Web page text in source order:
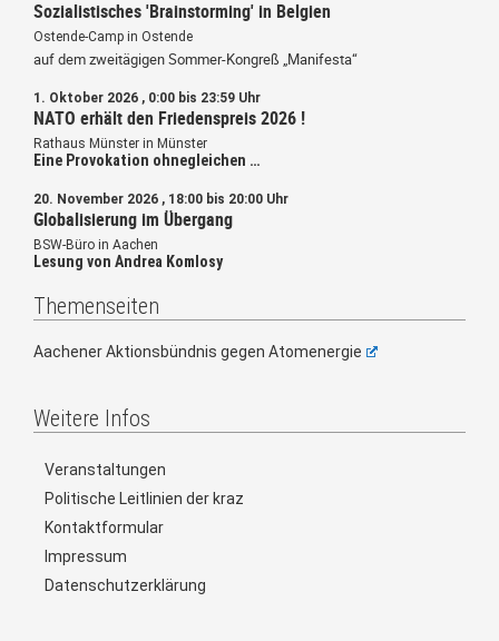
Sozialistisches 'Brainstorming' in Belgien
Ostende-Camp in Ostende
auf dem zweitägigen Sommer-Kongreß „Manifesta“
1. Oktober 2026 , 0:00 bis 23:59 Uhr
NATO erhält den Friedenspreis 2026 !
Rathaus Münster in Münster
Eine Provokation ohnegleichen …
20. November 2026 , 18:00 bis 20:00 Uhr
Globalisierung im Übergang
BSW-Büro in Aachen
Lesung von Andrea Komlosy
Themenseiten
Aachener Aktionsbündnis gegen Atomenergie
Weitere Infos
Veranstaltungen
Politische Leitlinien der kraz
Kontaktformular
Impressum
Datenschutzerklärung